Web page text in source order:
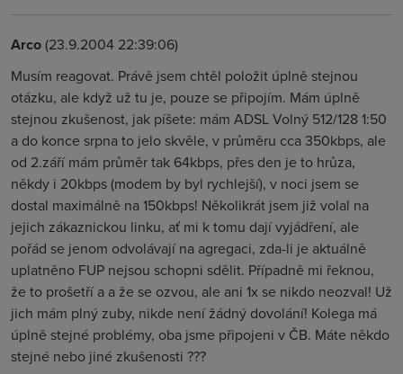
Arco(23.9.2004 22:39:06)
Musím reagovat. Právě jsem chtěl položit úplně stejnou
otázku, ale když už tu je, pouze se připojím. Mám úplně
stejnou zkušenost, jak píšete: mám ADSL Volný 512/128 1:50
a do konce srpna to jelo skvěle, v průměru cca 350kbps, ale
od 2.září mám průměr tak 64kbps, přes den je to hrůza,
někdy i 20kbps (modem by byl rychlejší), v noci jsem se
dostal maximálně na 150kbps! Několikrát jsem již volal na
jejich zákaznickou linku, ať mi k tomu dají vyjádření, ale
pořád se jenom odvolávají na agregaci, zda-li je aktuálně
uplatněno FUP nejsou schopni sdělit. Případně mi řeknou,
že to prošetří a a že se ozvou, ale ani 1x se nikdo neozval! Už
jich mám plný zuby, nikde není žádný dovolání! Kolega má
úplně stejné problémy, oba jsme připojeni v ČB. Máte někdo
stejné nebo jiné zkušenosti ???